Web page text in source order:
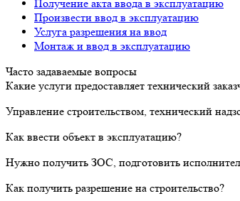
Получение акта ввода в эксплуатацию
Произвести ввод в эксплуатацию
Услуга разрешения на ввод
Монтаж и ввод в эксплуатацию
Часто задаваемые вопросы
Какие услуги предоставляет технический
Управление строительством, технический
Как ввести объект в эксплуатацию?
Нужно получить ЗОС, подготовить
Как получить разрешение на строительство?